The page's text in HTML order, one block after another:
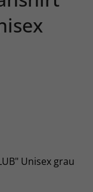
Unisex grau